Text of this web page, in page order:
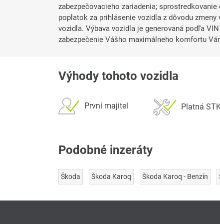
zabezpečovacieho zariadenia;
poplatok za prihlásenie vozidla z dôvodu
vozidla. Výbava vozidla je generovaná podľa
zabezpečenie Vášho maximálneho komfortu
Výhody tohoto vozidla
První majitel Platná
Podobné inzeráty
Škoda Škoda Karoq Škoda Karoq - Benzín